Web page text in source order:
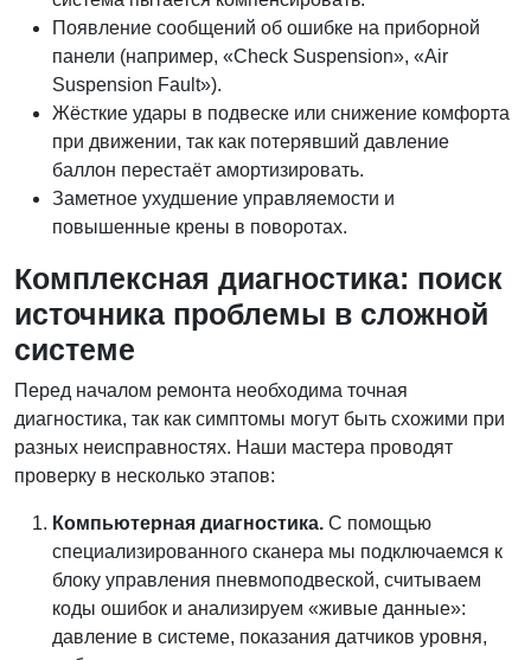
Появление сообщений об ошибке на приборной
панели (например, «Check Suspension», «Air
Suspension Fault»).
Жёсткие удары в подвеске или снижение комфорта
при движении, так как потерявший давление
баллон перестаёт амортизировать.
Заметное ухудшение управляемости и
повышенные крены в поворотах.
Комплексная диагностика: поиск
источника проблемы в сложной
системе
Перед началом ремонта необходима точная
диагностика, так как симптомы могут быть схожими при
разных неисправностях. Наши мастера проводят
проверку в несколько этапов:
Компьютерная диагностика. С помощью
специализированного сканера мы подключаемся к
блоку управления пневмоподвеской, считываем
коды ошибок и анализируем «живые данные»:
давление в системе, показания датчиков уровня,